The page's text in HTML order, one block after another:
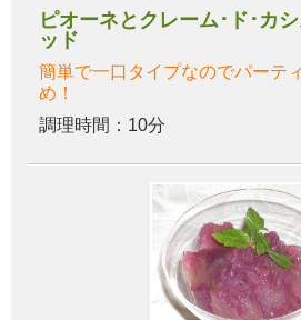
ピオーネとクレーム･ド･カ
ッド
簡単で一口タイプなのでパーテ
め！
調理時間：10分